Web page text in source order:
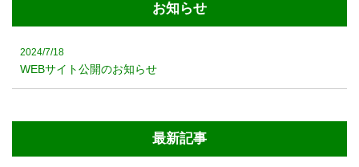
お知らせ
2024/7/18
WEBサイト公開のお知らせ
最新記事